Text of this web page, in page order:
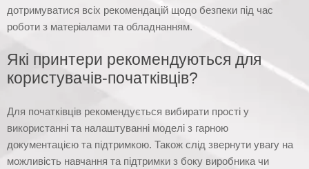
дотримуватися всіх рекомендацій щодо безпеки під час
роботи з матеріалами та обладнанням.
Які принтери рекомендуються для
користувачів-початківців?
Для початківців рекомендується вибирати прості у
використанні та налаштуванні моделі з гарною
документацією та підтримкою. Також слід звернути увагу на
можливість навчання та підтримки з боку виробника чи